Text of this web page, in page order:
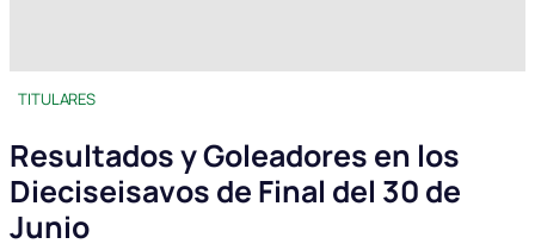
TITULARES
Resultados y Goleadores en los
Dieciseisavos de Final del 30 de
Junio